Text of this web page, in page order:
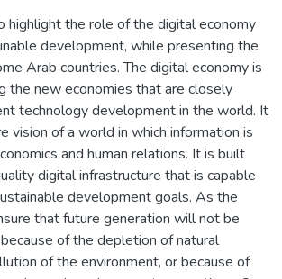
highlight the role of the digital economy
development, while presenting the
Arab countries. The digital economy is
the new economies that are closely
technology development in the world. It
vision of a world in which information is
and human relations. It is built
digital infrastructure that is capable
development goals. As the
that future generation will not be
of the depletion of natural
of the environment, or because of